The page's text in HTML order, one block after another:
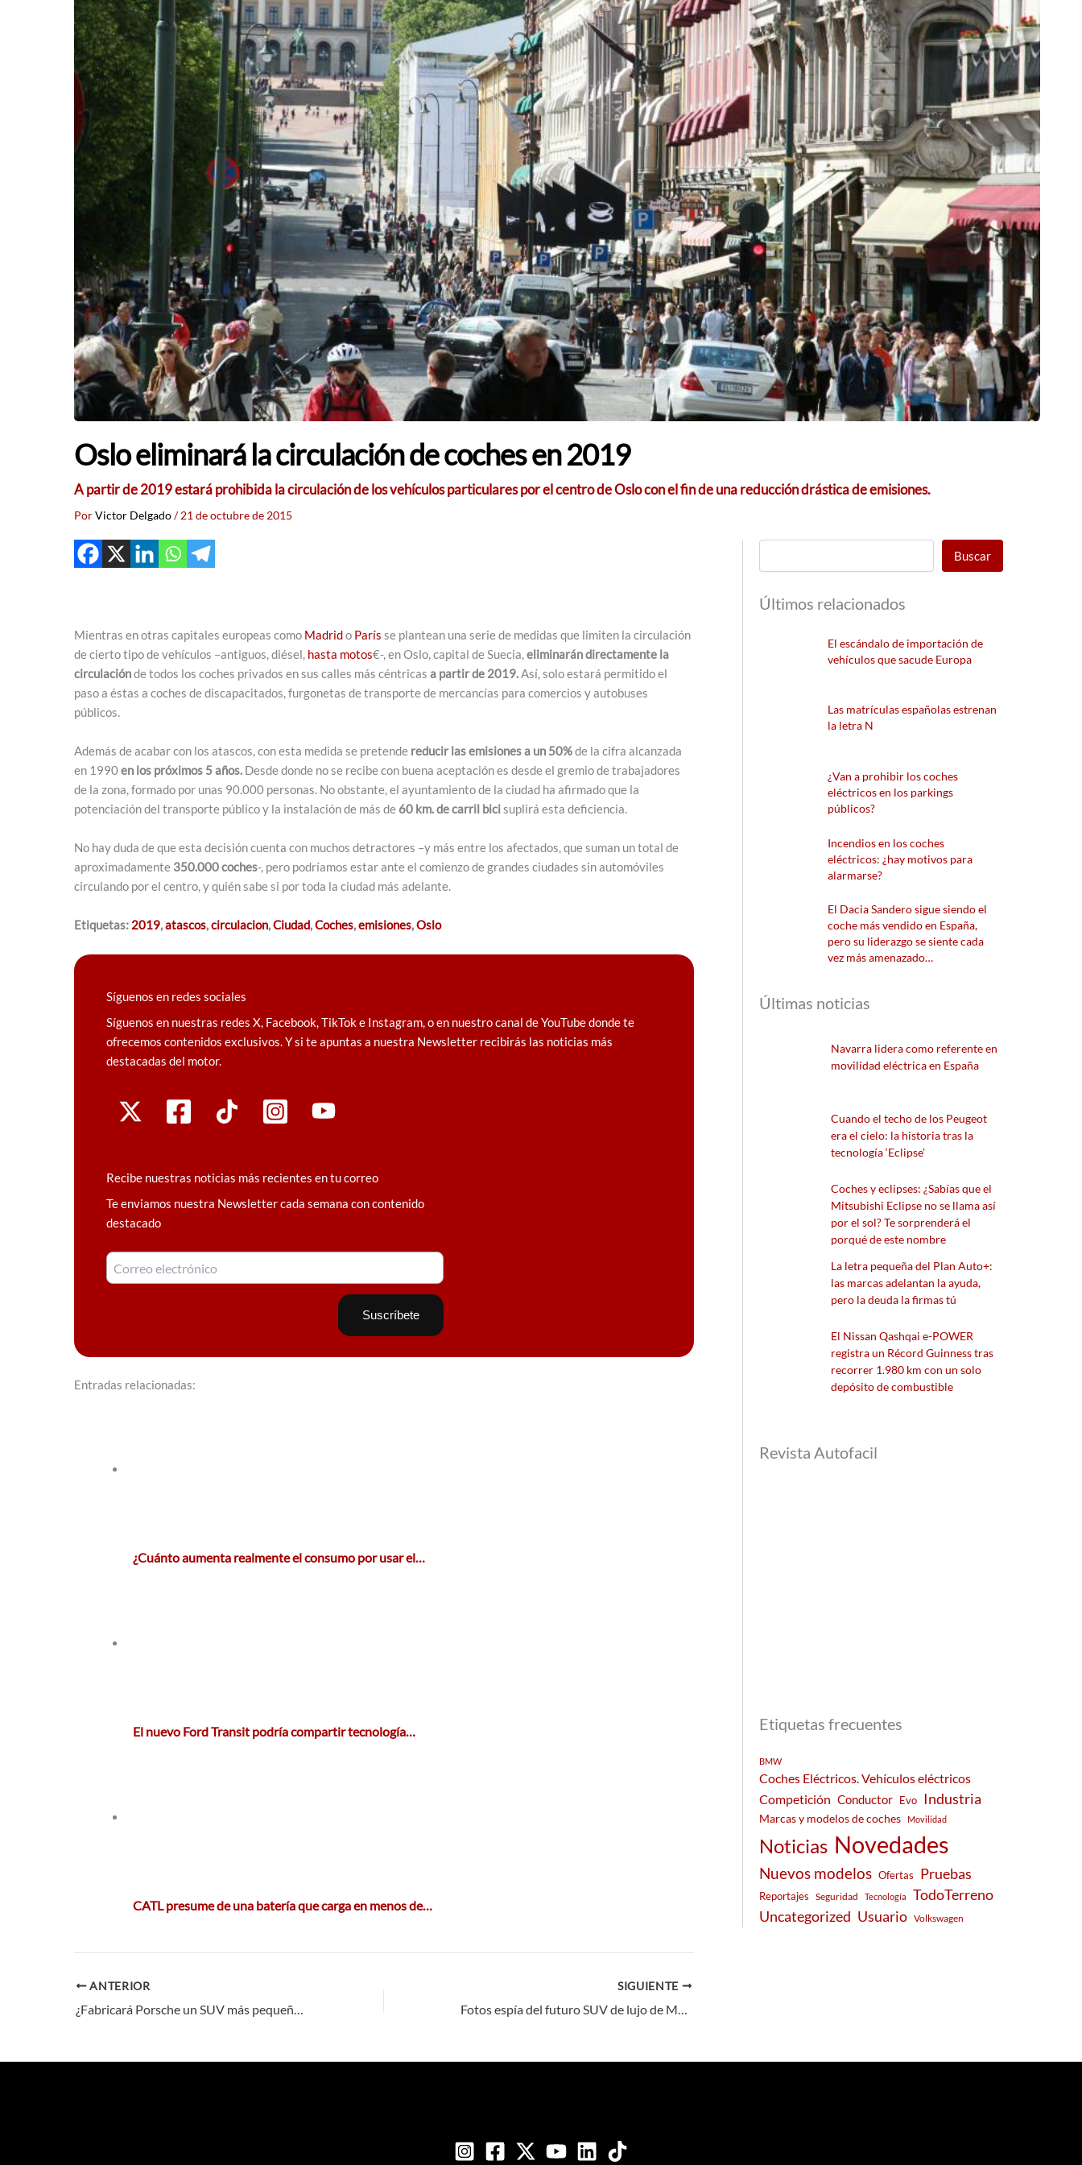
Oslo eliminará la circulación de coches en 2019
A partir de 2019 estará prohibida la circulación de los vehículos particulares por el centro de Oslo con el fin de una reducción drástica de emisiones.
PorVictor Delgado/21 de octubre de 2015
Mientras en otras capitales europeas como Madrido París se plantean una serie de medidas que limiten la circulación
de cierto tipo de vehículos –antiguos, diésel, hasta motos€-, en Oslo, capital de Suecia, eliminarán directamente la
circulaciónde todos los coches privados en sus calles más céntricas a partir de 2019. Así, solo estará permitido el
paso a éstas a coches de discapacitados, furgonetas de transporte de mercancías para comercios y autobuses
públicos.
Además de acabar con los atascos, con esta medida se pretende reducir las emisiones a un 50%de la cifra alcanzada
en 1990en los próximos 5 años. Desde donde no se recibe con buena aceptación es desde el gremio de trabajadores
de la zona, formado por unas 90.000 personas. No obstante, el ayuntamiento de la ciudad ha afirmado que la
potenciación del transporte público y la instalación de más de 60 km. de carril bicisuplirá esta deficiencia.
No hay duda de que esta decisión cuenta con muchos detractores –y más entre los afectados, que suman un total de
aproximadamente 350.000 coches-, pero podríamos estar ante el comienzo de grandes ciudades sin automóviles
circulando por el centro, y quién sabe si por toda la ciudad más adelante.
Etiquetas: 2019,atascos,circulacion,Ciudad,Coches,emisiones,Oslo
Síguenos en redes sociales
Síguenos en nuestras redes X, Facebook, TikTok e Instagram, o en nuestro canal de YouTube donde te
ofrecemos contenidos exclusivos. Y si te apuntas a nuestra Newsletter recibirás las noticias más
destacadas del motor.
Recibe nuestras noticias más recientes en tu correo
Te enviamos nuestra Newsletter cada semana con contenido
destacado
Entradas relacionadas:
¿Cuánto aumenta realmente el consumo por usar el…
El nuevo Ford Transit podría compartir tecnología…
CATL presume de una batería que carga en menos de…
ANTERIOR SIGUIENTE
Buscar
Últimos relacionados
El escándalo de importación de
vehículos que sacude Europa
Las matrículas españolas estrenan
la letra N
¿Van a prohibir los coches
eléctricos en los parkings
públicos?
Incendios en los coches
eléctricos: ¿hay motivos para
alarmarse?
El Dacia Sandero sigue siendo el
coche más vendido en España,
pero su liderazgo se siente cada
vez más amenazado…
Últimas noticias
Navarra lidera como referente en
movilidad eléctrica en España
Cuando el techo de los Peugeot
era el cielo: la historia tras la
tecnología ‘Eclipse’
Coches y eclipses: ¿Sabías que el
Mitsubishi Eclipse no se llama así
por el sol? Te sorprenderá el
porqué de este nombre
La letra pequeña del Plan Auto+:
las marcas adelantan la ayuda,
pero la deuda la firmas tú
El Nissan Qashqai e-POWER
registra un Récord Guinness tras
recorrer 1.980 km con un solo
depósito de combustible
Revista Autofacil
Etiquetas frecuentes
BMW
Coches Eléctricos. Vehículos eléctricos
Competición Conductor Evo Industria
Marcas y modelos de coches Movilidad
Noticias Novedades
Nuevos modelos Ofertas Pruebas
Reportajes Seguridad Tecnología
TodoTerreno
Uncategorized Usuario Volkswagen